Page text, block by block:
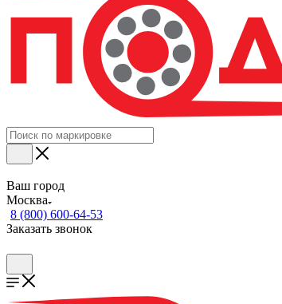
Ваш город
Москва
8 (800) 600-64-53
Заказать звонок